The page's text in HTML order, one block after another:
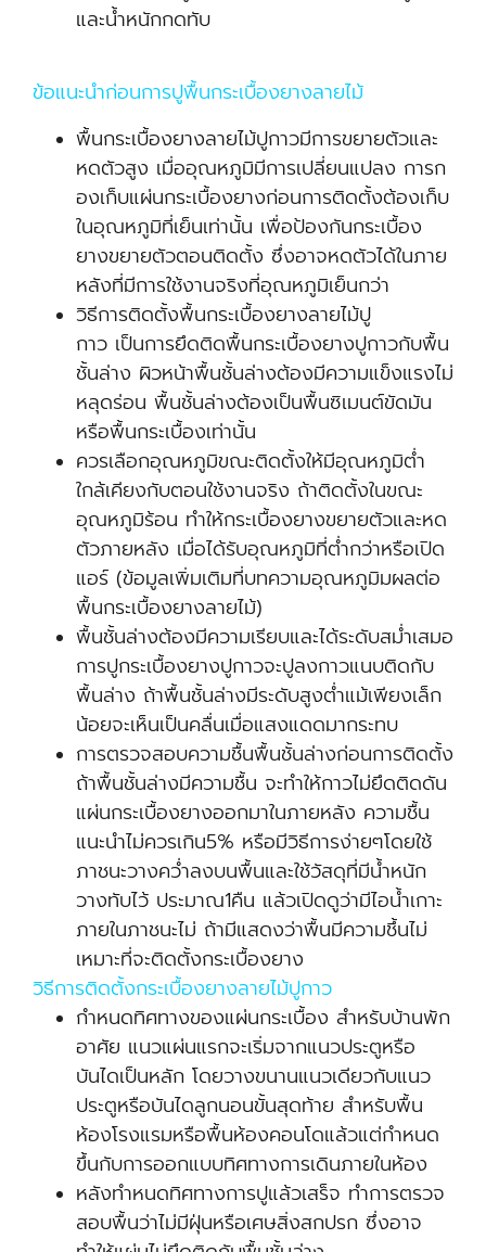
และน้ำหนักกดทับ
ข้อแนะนำก่อนการปูพื้นกระเบื้องยางลายไม้
พื้นกระเบื้องยางลายไม้ปูกาวมีการขยายตัวและ
หดตัวสูง เมื่ออุณหภูมิมีการเปลี่ยนแปลง การก
องเก็บแผ่นกระเบื้องยางก่อนการติดตั้งต้องเก็บ
ในอุณหภูมิที่เย็นเท่านั้น เพื่อป้องกันกระเบื้อง
ยางขยายตัวตอนติดตั้ง ซึ่งอาจหดตัวได้ในภาย
หลังที่มีการใช้งานจริงที่อุณหภูมิเย็นกว่า
วิธีการติดตั้งพื้นกระเบื้องยางลายไม้ปู
กาว เป็นการยึดติดพื้นกระเบื้องยางปูกาวกับพื้น
ชั้นล่าง ผิวหน้าพื้นชั้นล่างต้องมีความแข็งแรงไม่
หลุดร่อน พื้นชั้นล่างต้องเป็นพื้นซิเมนต์ขัดมัน
หรือพื้นกระเบื้องเท่านั้น
ควรเลือกอุณหภูมิขณะติดตั้งให้มีอุณหภูมิต่ำ
ใกล้เคียงกับตอนใช้งานจริง ถ้าติดตั้งในขณะ
อุณหภูมิร้อน ทำให้กระเบื้องยางขยายตัวและหด
ตัวภายหลัง เมื่อได้รับอุณหภูมิที่ต่ำกว่าหรือเปิด
แอร์ (ข้อมูลเพิ่มเติมที่บทความอุณหภูมิมผลต่อ
พื้นกระเบื้องยางลายไม้)
พื้นชั้นล่างต้องมีความเรียบและได้ระดับสม่ำเสมอ
การปูกระเบื้องยางปูกาวจะปูลงกาวแนบติดกับ
พื้นล่าง ถ้าพื้นชั้นล่างมีระดับสูงต่ำแม้เพียงเล็ก
น้อยจะเห็นเป็นคลื่นเมื่อแสงแดดมากระทบ
การตรวจสอบความชื้นพื้นชั้นล่างก่อนการติดตั้ง
ถ้าพื้นชั้นล่างมีความชื้น จะทำให้กาวไม่ยึดติดดัน
แผ่นกระเบื้องยางออกมาในภายหลัง ความชื้น
แนะนำไม่ควรเกิน5% หรือมีวิธีการง่ายๆโดยใช้
ภาชนะวางคว่ำลงบนพื้นและใช้วัสดุที่มีน้ำหนัก
วางทับไว้ ประมาณ1คืน แล้วเปิดดูว่ามีไอน้ำเกาะ
ภายในภาชนะไม่ ถ้ามีแสดงว่าพื้นมีความชึ้นไม่
เหมาะที่จะติดตั้งกระเบื้องยาง
วิธีการติดตั้งกระเบื้องยางลายไม้ปูกาว
กำหนดทิศทางของแผ่นกระเบื้อง สำหรับบ้านพัก
อาศัย แนวแผ่นแรกจะเริ่มจากแนวประตูหรือ
บันไดเป็นหลัก โดยวางขนานแนวเดียวกับแนว
ประตูหรือบันไดลูกนอนขั้นสุดท้าย สำหรับพื้น
ห้องโรงแรมหรือพื้นห้องคอนโดแล้วแต่กำหนด
ขึ้นกับการออกแบบทิศทางการเดินภายในห้อง
หลังทำหนดทิศทางการปูแล้วเสร็จ ทำการตรวจ
สอบพื้นว่าไม่มีฝุ่นหรือเศษสิ่งสกปรก ซึ่งอาจ